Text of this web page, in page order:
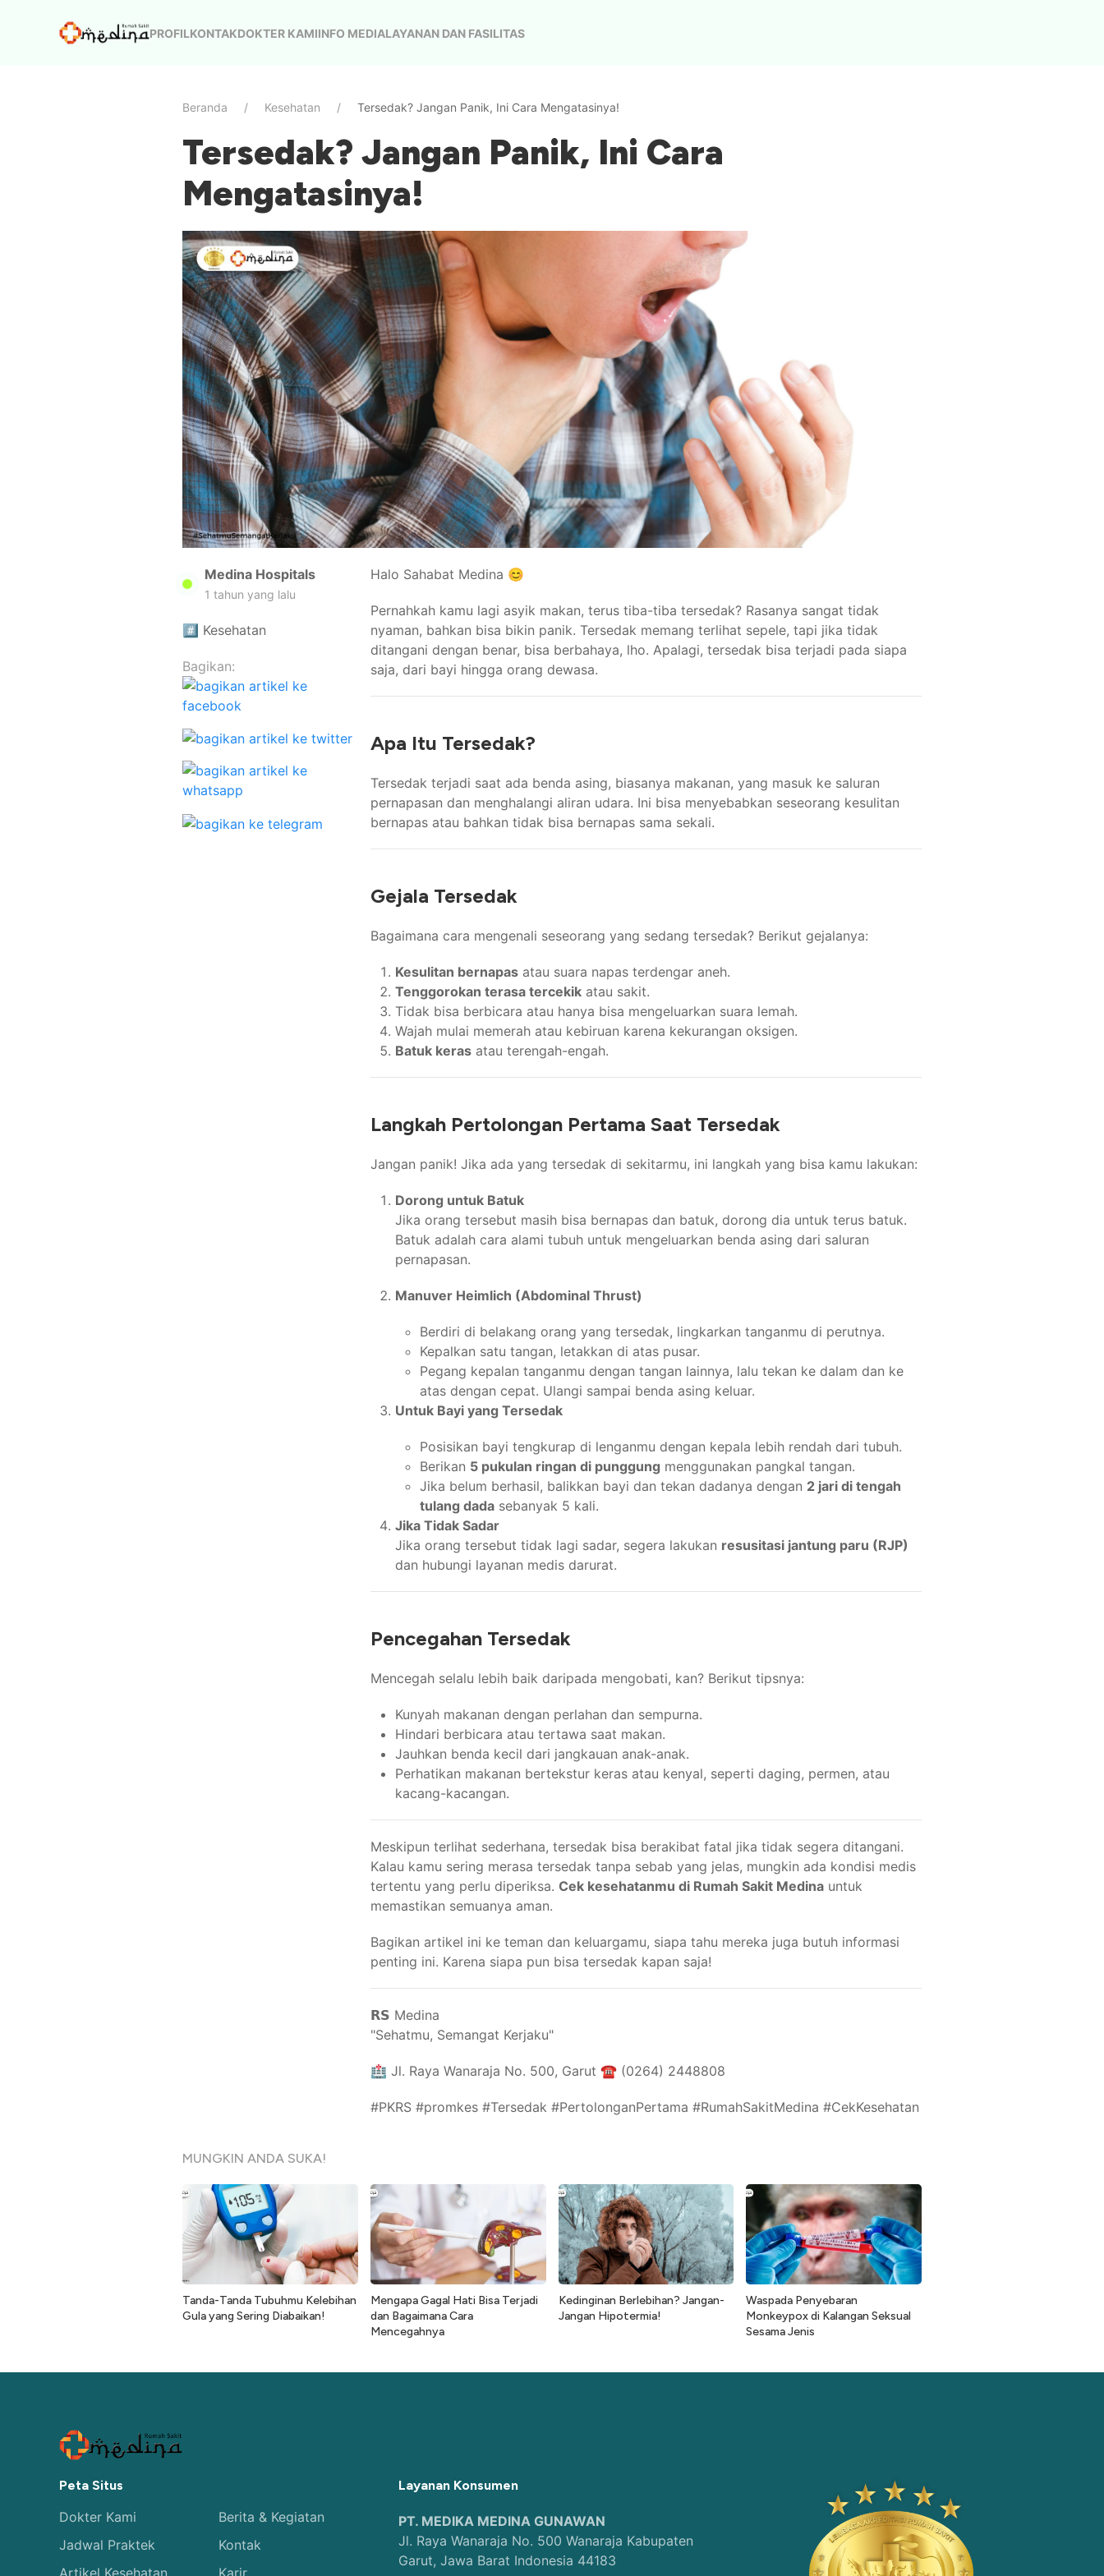
PROFILKONTAKDOKTER KAMIINFO MEDIALAYANAN DAN FASILITAS
Beranda Kesehatan Tersedak? Jangan Panik, Ini Cara Mengatasinya!
Tersedak? Jangan Panik, Ini Cara
Mengatasinya!
Medina Hospitals
1 tahun yang lalu
#️⃣ Kesehatan
Bagikan:
Halo Sahabat Medina 😊
Pernahkah kamu lagi asyik makan, terus tiba-tiba tersedak? Rasanya sangat tidak
nyaman, bahkan bisa bikin panik. Tersedak memang terlihat sepele, tapi jika tidak
ditangani dengan benar, bisa berbahaya, lho. Apalagi, tersedak bisa terjadi pada siapa
saja, dari bayi hingga orang dewasa.
Apa Itu Tersedak?
Tersedak terjadi saat ada benda asing, biasanya makanan, yang masuk ke saluran
pernapasan dan menghalangi aliran udara. Ini bisa menyebabkan seseorang kesulitan
bernapas atau bahkan tidak bisa bernapas sama sekali.
Gejala Tersedak
Bagaimana cara mengenali seseorang yang sedang tersedak? Berikut gejalanya:
Kesulitan bernapasatau suara napas terdengar aneh.
Tenggorokan terasa tercekikatau sakit.
Tidak bisa berbicara atau hanya bisa mengeluarkan suara lemah.
Wajah mulai memerah atau kebiruan karena kekurangan oksigen.
Batuk kerasatau terengah-engah.
Langkah Pertolongan Pertama Saat Tersedak
Jangan panik! Jika ada yang tersedak di sekitarmu, ini langkah yang bisa kamu lakukan:
Dorong untuk Batuk
Jika orang tersebut masih bisa bernapas dan batuk, dorong dia untuk terus batuk.
Batuk adalah cara alami tubuh untuk mengeluarkan benda asing dari saluran
pernapasan.
Manuver Heimlich (Abdominal Thrust)
Berdiri di belakang orang yang tersedak, lingkarkan tanganmu di perutnya.
Kepalkan satu tangan, letakkan di atas pusar.
Pegang kepalan tanganmu dengan tangan lainnya, lalu tekan ke dalam dan ke
atas dengan cepat. Ulangi sampai benda asing keluar.
Untuk Bayi yang Tersedak
Posisikan bayi tengkurap di lenganmu dengan kepala lebih rendah dari tubuh.
Berikan 5 pukulan ringan di punggung menggunakan pangkal tangan.
Jika belum berhasil, balikkan bayi dan tekan dadanya dengan 2 jari di tengah
tulang dadasebanyak 5 kali.
Jika Tidak Sadar
Jika orang tersebut tidak lagi sadar, segera lakukan resusitasi jantung paru (RJP)
dan hubungi layanan medis darurat.
Pencegahan Tersedak
Mencegah selalu lebih baik daripada mengobati, kan? Berikut tipsnya:
Kunyah makanan dengan perlahan dan sempurna.
Hindari berbicara atau tertawa saat makan.
Jauhkan benda kecil dari jangkauan anak-anak.
Perhatikan makanan bertekstur keras atau kenyal, seperti daging, permen, atau
kacang-kacangan.
Meskipun terlihat sederhana, tersedak bisa berakibat fatal jika tidak segera ditangani.
Kalau kamu sering merasa tersedak tanpa sebab yang jelas, mungkin ada kondisi medis
tertentu yang perlu diperiksa. Cek kesehatanmu di Rumah Sakit Medinauntuk
memastikan semuanya aman.
Bagikan artikel ini ke teman dan keluargamu, siapa tahu mereka juga butuh informasi
penting ini. Karena siapa pun bisa tersedak kapan saja!
𝗥𝗦 Medina
"Sehatmu, Semangat Kerjaku"⁣⁣
🏥 Jl. Raya Wanaraja No. 500, Garut ☎️ (0264) 2448808
#PKRS #promkes #Tersedak #PertolonganPertama #RumahSakitMedina #CekKesehatan
MUNGKIN ANDA SUKA!
Tanda-Tanda Tubuhmu Kelebihan
Gula yang Sering Diabaikan!
Mengapa Gagal Hati Bisa Terjadi
dan Bagaimana Cara
Mencegahnya
Kedinginan Berlebihan? Jangan-
Jangan Hipotermia!
Waspada Penyebaran
Monkeypox di Kalangan Seksual
Sesama Jenis
Peta Situs
Dokter Kami
Jadwal Praktek
Artikel Kesehatan
Berita & Kegiatan
Kontak
Karir
Layanan Konsumen
PT. MEDIKA MEDINA GUNAWAN
Jl. Raya Wanaraja No. 500 Wanaraja Kabupaten
Garut, Jawa Barat Indonesia 44183